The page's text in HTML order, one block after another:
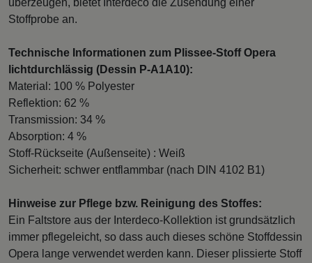
Stoffprobe an.
Technische Informationen zum Plissee-Stoff Opera
lichtdurchlässig (Dessin P-A1A10):
Material: 100 % Polyester
Reflektion: 62 %
Transmission: 34 %
Absorption: 4 %
Stoff-Rückseite (Außenseite) : Weiß
Sicherheit: schwer entflammbar (nach DIN 4102 B1)
Hinweise zur Pflege bzw. Reinigung des Stoffes:
Ein Faltstore aus der Interdeco-Kollektion ist grundsätzlich
immer pflegeleicht, so dass auch dieses schöne Stoffdessin
Opera lange verwendet werden kann. Dieser plissierte Stoff